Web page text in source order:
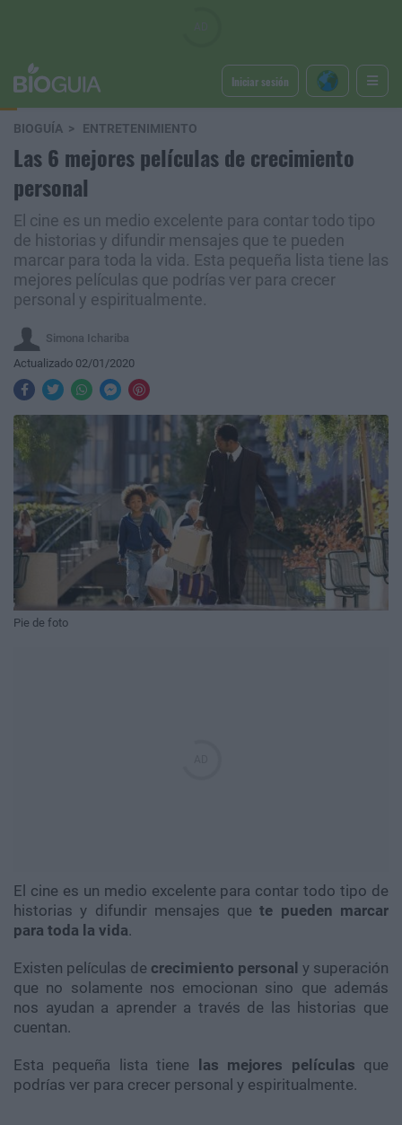
Iniciar sesión
BIOGUÍA ENTRETENIMIENTO
Las 6 mejores películas de crecimiento
personal
El cine es un medio excelente para contar todo tipo
de historias y difundir mensajes que te pueden
marcar para toda la vida. Esta pequeña lista tiene las
mejores películas que podrías ver para crecer
personal y espiritualmente.
Simona Ichariba
Actualizado 02/01/2020
Pie de foto
El cine es un medio excelente para contar todo tipo de
historias y difundir mensajes quete pueden marcar
para toda la vida.
Existen películas de crecimiento personal y superación
que no solamente nos emocionan sino que además
nos ayudan a aprender a través de las historias que
cuentan.
Esta pequeña lista tiene las mejores películas que
podrías ver para crecer personal y espiritualmente.